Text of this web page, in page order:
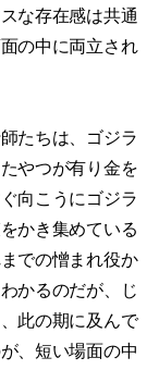
な存在感は共通
の中に両立され
たちは、ゴジラ
やつが有り金を
向こうにゴジラ
かき集めている
での憎まれ役か
かるのだが、じ
此の期に及んで
、短い場面の中